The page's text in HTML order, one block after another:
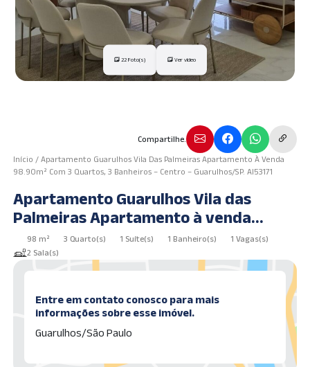
22 Foto(s) Ver vídeo
Compartilhe.
Início /Apartamento Guarulhos Vila Das Palmeiras Apartamento À Venda
98.90m² Com 3 Quartos, 3 Banheiros – Centro – Guarulhos/SP. AI53171
Apartamento Guarulhos Vila das
Palmeiras Apartamento à venda
98.90m² com 3 Quartos, 3 Banheiros –
Centro – Guarulhos/SP. AI53171
98 m² 3 Quarto(s) 1 Suíte(s) 1 Banheiro(s)
1 Vagas(s)
2 Sala(s)
Entre em contato conosco para mais
informações sobre esse imóvel.
Guarulhos/São Paulo